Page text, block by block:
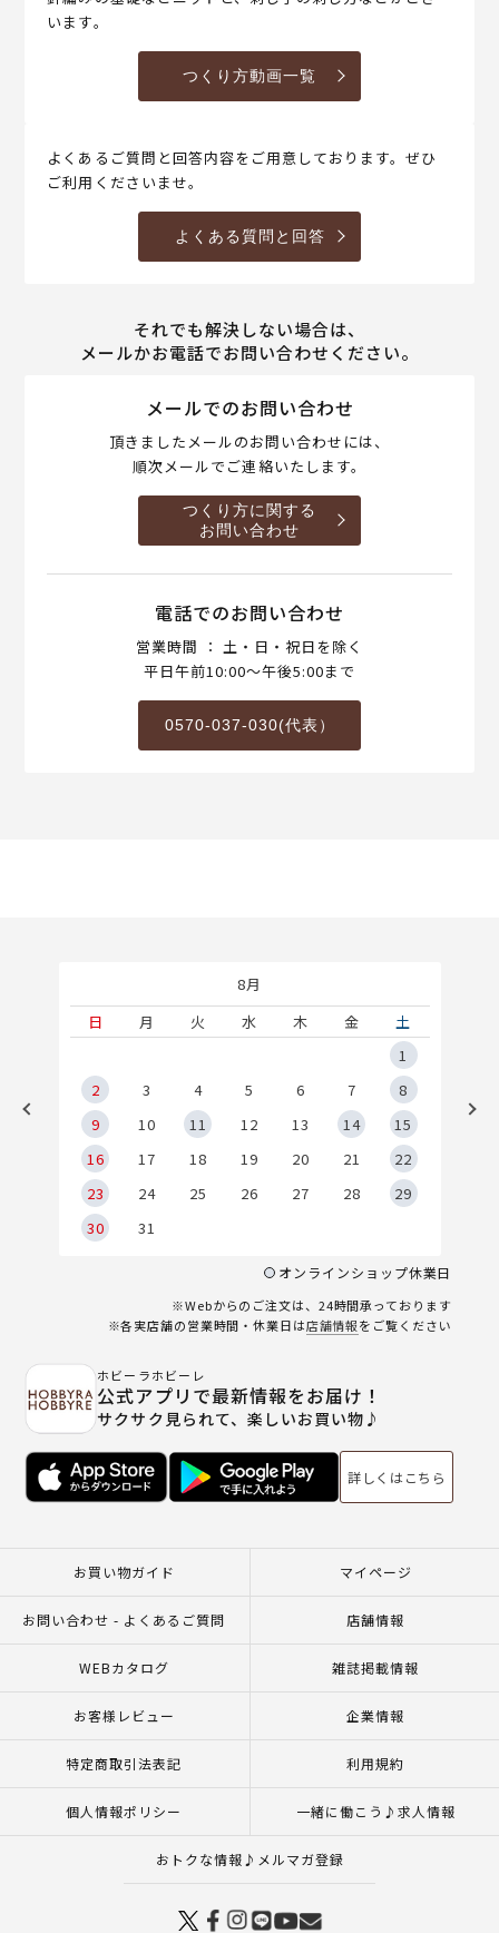
います。
つくり方動画一覧
よくあるご質問と回答内容をご用意しております。ぜひ
ご利用くださいませ。
よくある質問と回答
それでも解決しない場合は、
メールかお電話でお問い合わせください。
メールでのお問い合わせ
頂きましたメールのお問い合わせには、
順次メールでご連絡いたします。
つくり方に関する
お問い合わせ
電話でのお問い合わせ
営業時間 ： 土・日・祝日を除く
平日午前10:00～午後5:00まで
0570-037-030(代表）
8月
日
月 火 水 木 金
土
1
2
3 4 5 6 7
8
9
10 11 12 13 14
15
16
17 18 19 20 21
22
23
24 25 26 27 28
29
30
31
オンラインショップ休業日
※Webからのご注文は、24時間承っております
※各実店舗の営業時間・休業日は店舗情報をご覧ください
ホビーラホビーレ
公式アプリで最新情報をお届け！
サクサク見られて、楽しいお買い物♪
詳しくはこちら
お買い物ガイド マイページ
お問い合わせ - よくあるご質問 店舗情報
WEBカタログ 雑誌掲載情報
お客様レビュー 企業情報
特定商取引法表記 利用規約
個人情報ポリシー 一緒に働こう♪求人情報
おトクな情報♪メルマガ登録